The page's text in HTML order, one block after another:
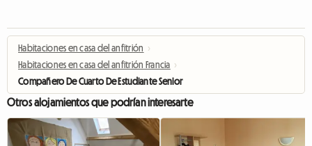
Habitaciones en casa del anfitrión ›
Habitaciones en casa del anfitrión Francia ›
Compañero De Cuarto De Estudiante Senior
Otros alojamientos que podrían interesarte